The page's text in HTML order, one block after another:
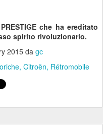
che ha ereditato
spirito rivoluzionario.
2015da gc
Citroën Rétromobile